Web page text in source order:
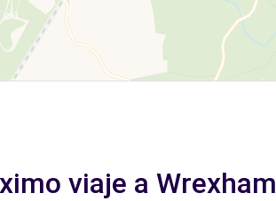
viaje a Wrexham